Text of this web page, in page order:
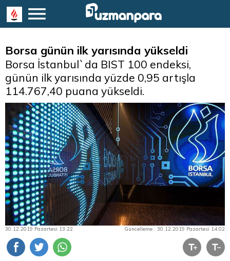
Borsa günün ilk yarısında yükseldi
Borsa İstanbul`da BIST 100 endeksi,
günün ilk yarısında yüzde 0,95 artışla
114.767,40 puana yükseldi.
30.12.2019 Pazartesi 13:22 Güncelleme : 30.12.2019 Pazartesi 14:02